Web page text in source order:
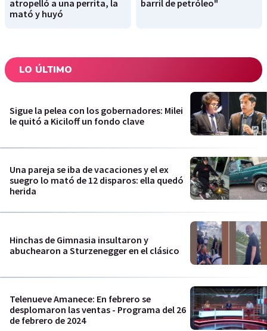
atropelló a una perrita, la
mató y huyó
barril de petróleo"
LO ÚLTIMO
Sigue la pelea con los gobernadores: Milei
le quitó a Kiciloff un fondo clave
Una pareja se iba de vacaciones y el ex
suegro lo mató de 12 disparos: ella quedó
herida
Hinchas de Gimnasia insultaron y
abuchearon a Sturzenegger en el clásico
Telenueve Amanece: En febrero se
desplomaron las ventas - Programa del 26
de febrero de 2024